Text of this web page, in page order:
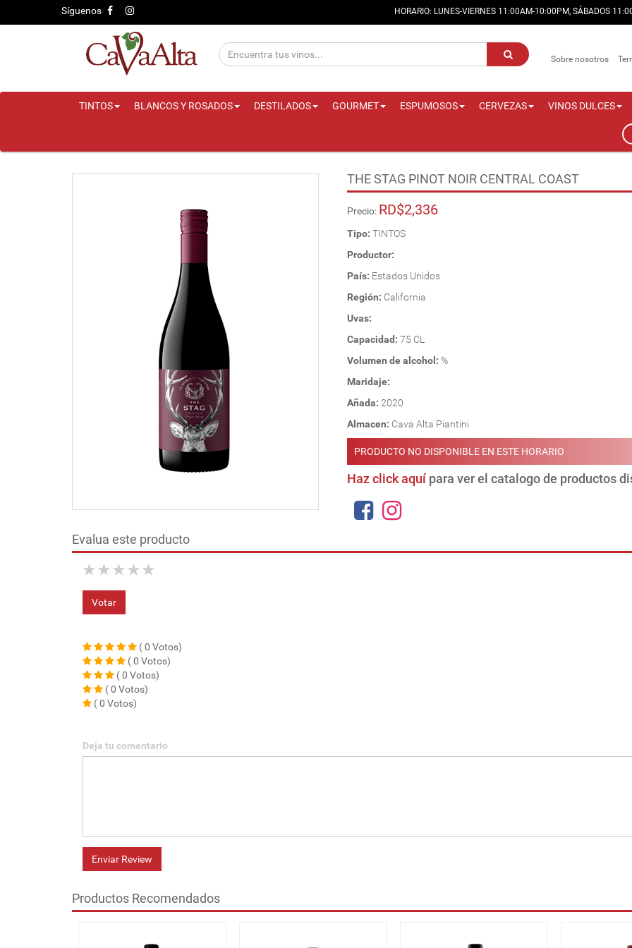
Síguenos HORARIO: LUNES-VIERNES 11:00AM-10:00PM, SÁBADOS
Sobre nosotros
TINTOS BLANCOS Y ROSADOS DESTILADOS GOURMET ESPUMOSOS CERVEZAS VINOS DULCES
THE STAG PINOT NOIR CENTRAL COAST
Precio: RD$2,336
Tipo: TINTOS
Productor:
País: Estados Unidos
Región: California
Uvas:
Capacidad: 75 CL
Volumen de alcohol: %
Maridaje:
Añada: 2020
Almacen: Cava Alta Piantini
PRODUCTO NO DISPONIBLE EN ESTE HORARIO
Haz click aquípara ver el catalogo de productos
Evalua este producto
★
★
★
★
★
Votar
( 0 Votos)
( 0 Votos)
( 0 Votos)
( 0 Votos)
( 0 Votos)
Deja tu comentario
Enviar Review
Productos Recomendados